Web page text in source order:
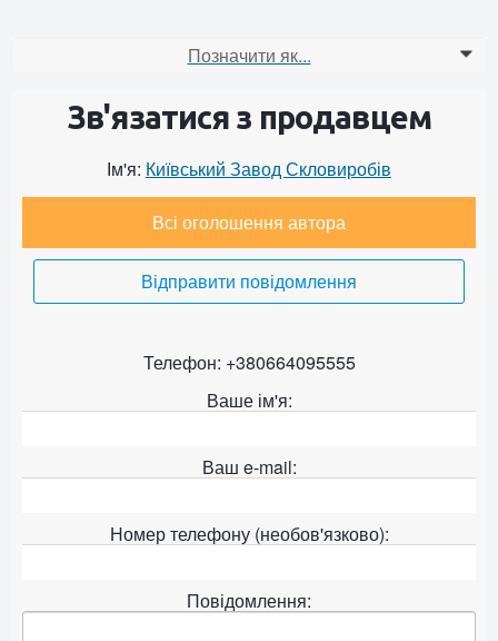
Позначити як... 0
Зв'язатися з продавцем
Ім'я: Київський Завод Скловиробів
Всі оголошення автора
Відправити повідомлення
Телефон: +380664095555
Ваше ім'я:
Ваш e-mail:
Номер телефону (необов'язково):
Повідомлення: